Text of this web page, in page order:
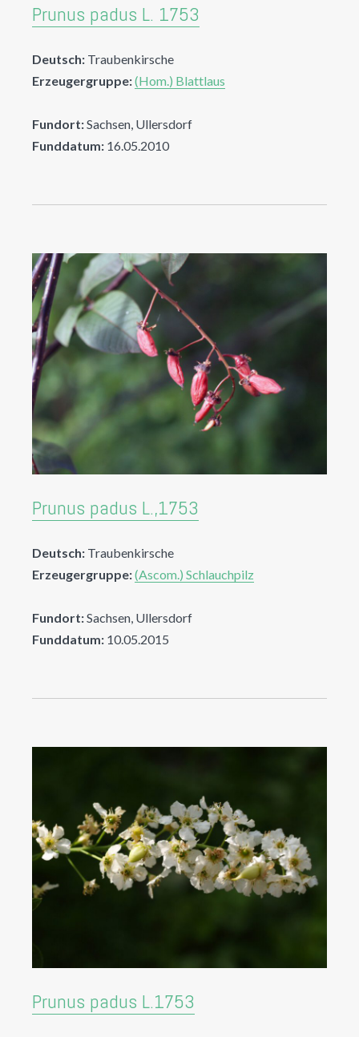
Prunus padus L. 1753
Deutsch: Traubenkirsche
Erzeugergruppe:(Hom.) Blattlaus
Fundort:Sachsen, Ullersdorf
Funddatum: 16.05.2010
Prunus padus L.,1753
Deutsch: Traubenkirsche
Erzeugergruppe:(Ascom.) Schlauchpilz
Fundort:Sachsen, Ullersdorf
Funddatum: 10.05.2015
Prunus padus L.1753